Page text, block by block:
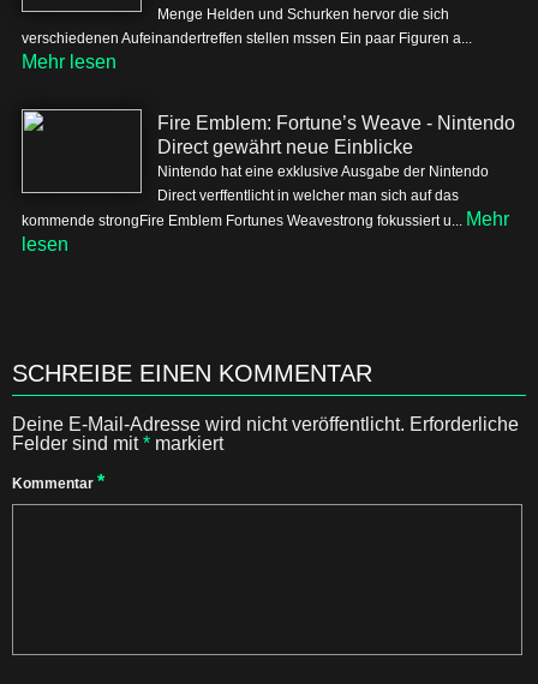
Menge Helden und Schurken hervor die sich
verschiedenen Aufeinandertreffen stellen mssen Ein paar Figuren a...
Mehr lesen
Fire Emblem: Fortune’s Weave - Nintendo
Direct gewährt neue Einblicke
Nintendo hat eine exklusive Ausgabe der Nintendo
Direct verffentlicht in welcher man sich auf das
kommende strongFire Emblem Fortunes Weavestrong fokussiert u... Mehr
lesen
SCHREIBE EINEN KOMMENTAR
Deine E-Mail-Adresse wird nicht veröffentlicht. Erforderliche
Felder sind mit* markiert
Kommentar *